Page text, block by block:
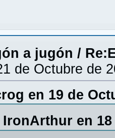
a jugón /
de Octubre de
en 19 de
en 18